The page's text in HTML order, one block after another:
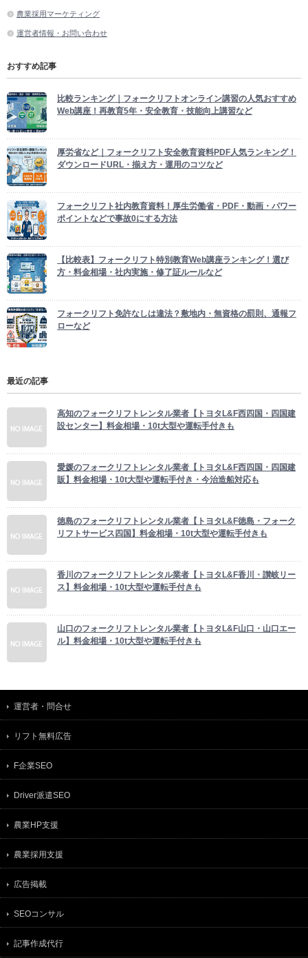
農業採用マーケティング
運営者情報・お問い合わせ
おすすめ記事
比較ランキング｜フォークリフトオンライン講習の人気おすすめ
Web講座！再教育5年・安全教育・技能向上講習など
厚労省など｜フォークリフト安全教育資料PDF人気ランキング！
ダウンロードURL・揃え方・運用のコツなど
フォークリフト社内教育資料！厚生労働省・PDF・動画・パワー
ポイントなどで事故0にする方法
【比較表】フォークリフト特別教育Web講座ランキング！選び
方・料金相場・社内実施・修了証ルールなど
フォークリフト免許なしは違法？敷地内・無資格の罰則、通報フ
ローなど
最近の記事
高知のフォークリフトレンタル業者【トヨタL&F西四国・四国建
設センター】料金相場・10t大型や運転手付きも
愛媛のフォークリフトレンタル業者【トヨタL&F西四国・四国建
販】料金相場・10t大型や運転手付き・今治造船対応も
徳島のフォークリフトレンタル業者【トヨタL&F徳島・フォーク
リフトサービス四国】料金相場・10t大型や運転手付きも
香川のフォークリフトレンタル業者【トヨタL&F香川・讃岐リー
ス】料金相場・10t大型や運転手付きも
山口のフォークリフトレンタル業者【トヨタL&F山口・山口エー
ル】料金相場・10t大型や運転手付きも
運営者・問合せ
リフト無料広告
F企業SEO
Driver派遣SEO
農業HP支援
農業採用支援
広告掲載
SEOコンサル
記事作成代行